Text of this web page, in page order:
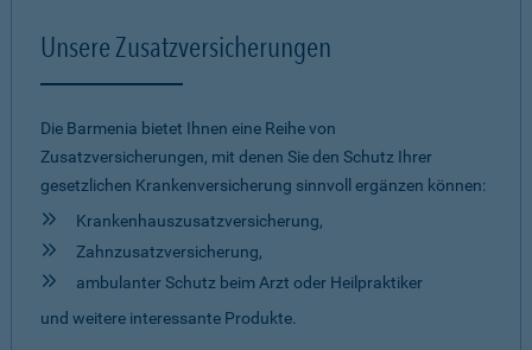
Unsere Zusatzversicherungen
Die Barmenia bietet Ihnen eine Reihe von
Zusatzversicherungen, mit denen Sie den Schutz Ihrer
gesetzlichen Krankenversicherung sinnvoll ergänzen können:
Krankenhauszusatzversicherung,
Zahnzusatzversicherung,
ambulanter Schutz beim Arzt oder Heilpraktiker
und weitere interessante Produkte.